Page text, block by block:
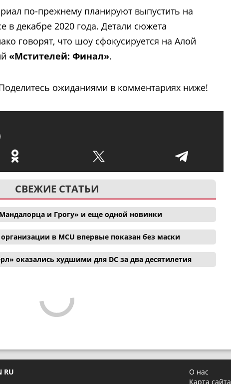
по-прежнему планируют выпустить на
в декабре 2020 года. Детали сюжета
говорят, что шоу сфокусируется на Алой
«Мстителей: Финал».
ожиданиями в комментариях ниже!
СВЕЖИЕ СТАТЬИ
и Грогу» и еще одной новинки
в MCU впервые показан без маски
оказались худшими для DC за два десятилетия
RU
О нас
Карта сайта